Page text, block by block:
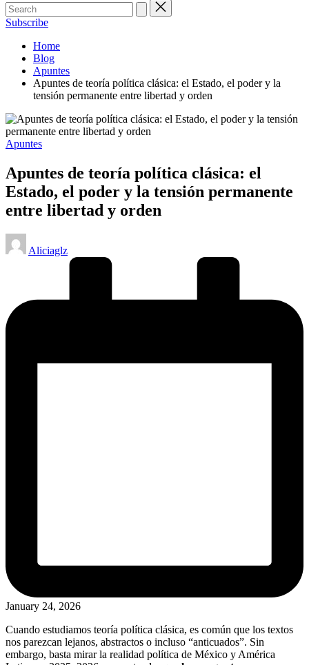
Subscribe
Home
Blog
Apuntes
Apuntes de teoría política clásica: el Estado, el poder y la
tensión permanente entre libertad y orden
Posted
Apuntes
Apuntes de teoría política clásica: el
Estado, el poder y la tensión permanente
entre libertad y orden
Posted
by
Aliciaglz
January 24, 2026
Cuando estudiamos teoría política clásica, es común que los textos
nos parezcan lejanos, abstractos o incluso “anticuados”. Sin
embargo, basta mirar la realidad política de México y América